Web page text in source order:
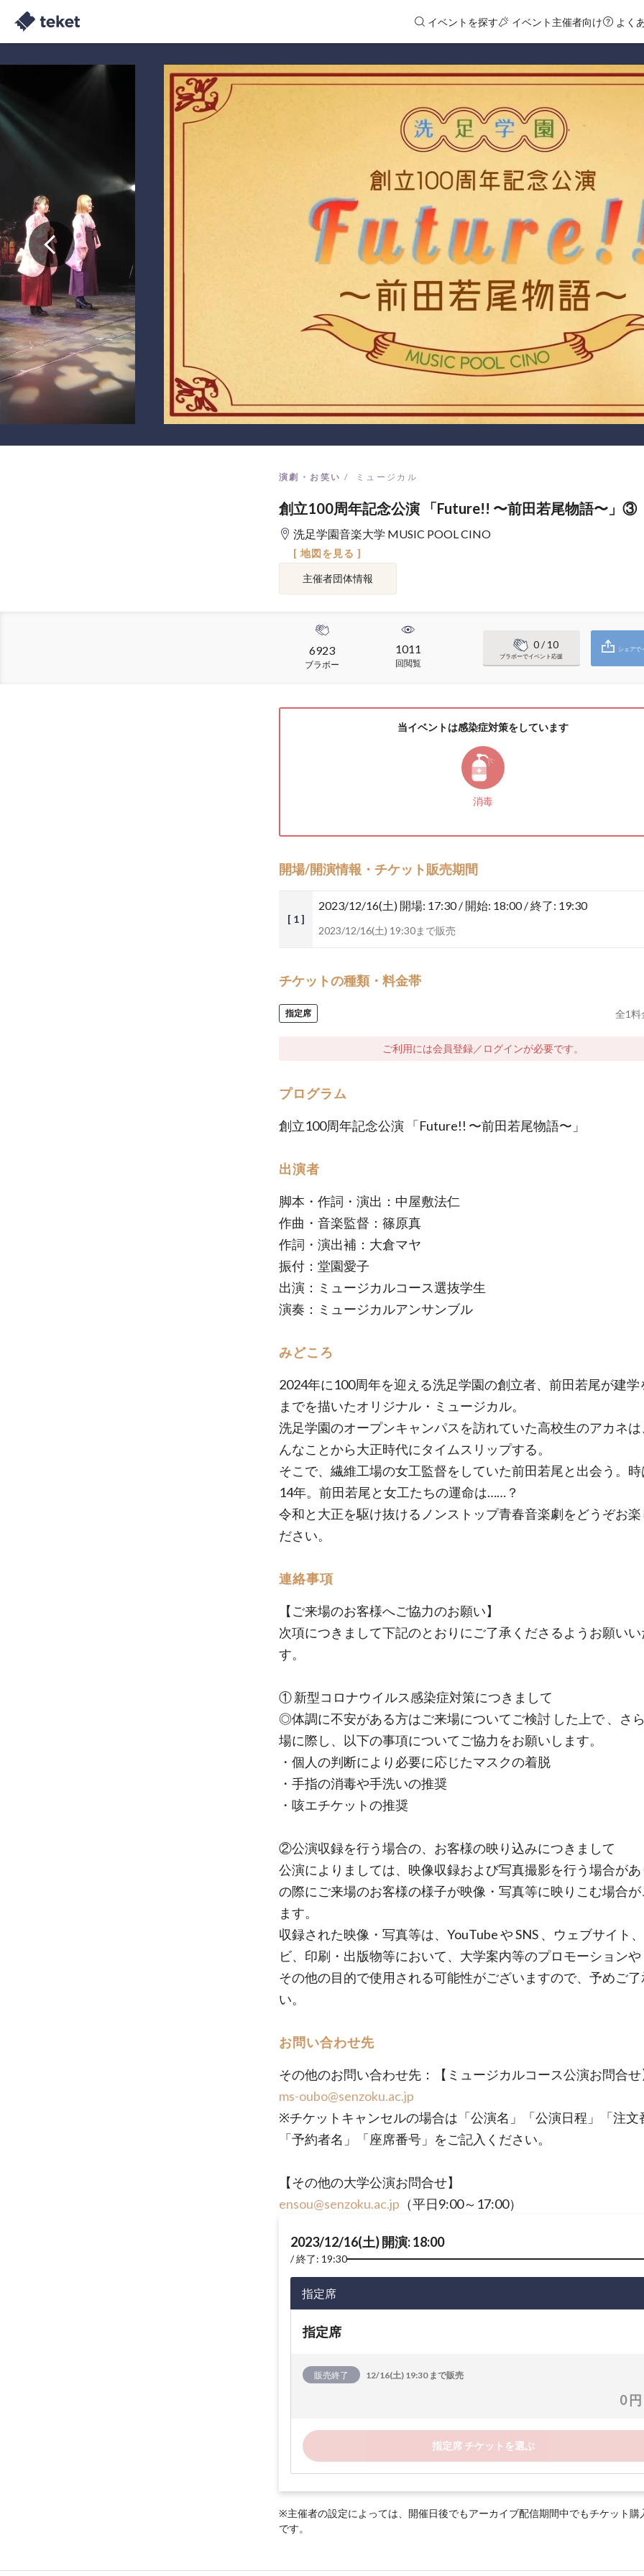
イベントを探す イベント主催者向け よく
演劇・お笑い ミュージカル
創立100周年記念公演 「Future!! 〜前田若尾物語〜」③
洗足学園音楽大学 MUSIC POOL CINO
[ 地図を見る ]
主催者団体情報
6923
ブラボー
1011
回閲覧
0/ 10
ブラボーでイベント応援
シェアで
当イベントは感染症対策をしています
消毒
開場/開演情報・チケット販売期間
[ 1 ]
2023/12/16(土) 開場: 17:30 / 開始: 18:00 / 終了: 19:30
2023/12/16(土) 19:30まで販売
チケットの種類・料金帯
指定席 全1料
ご利用には会員登録／ログインが必要です。
プログラム
創立100周年記念公演 「Future!! 〜前田若尾物語〜」
出演者
脚本・作詞・演出：中屋敷法仁
作曲・音楽監督：篠原真
作詞・演出補：大倉マヤ
振付：堂園愛子
出演：ミュージカルコース選抜学生
演奏：ミュージカルアンサンブル
みどころ
2024年に100周年を迎える洗足学園の創立者、前田若尾が建学
までを描いたオリジナル・ミュージカル。
洗足学園のオープンキャンパスを訪れていた高校生のアカネは
んなことから大正時代にタイムスリップする。
そこで、繊維工場の女工監督をしていた前田若尾と出会う。時
14年。前田若尾と女工たちの運命は……？
令和と大正を駆け抜けるノンストップ青春音楽劇をどうぞお楽
ださい。
連絡事項
【ご来場のお客様へご協力のお願い】
次項につきまして下記のとおりにご了承くださるようお願いい
す。
① 新型コロナウイルス感染症対策につきまして
◎体調に不安がある方はご来場についてご検討 した上で 、さ
場に際し、以下の事項についてご協力をお願いします。
・個人の判断により必要に応じたマスクの着脱
・手指の消毒や手洗いの推奨
・咳エチケットの推奨
②公演収録を行う場合の、お客様の映り込みにつきまして
公演によりましては、映像収録および写真撮影を行う場合があ
の際にご来場のお客様の様子が映像・写真等に映りこむ場合が
ます。
収録された映像・写真等は、YouTube や SNS 、ウェブサイト
ビ、印刷・出版物等において、大学案内等のプロモーションや
その他の目的で使用される可能性がございますので、予めご了
い。
お問い合わせ先
その他のお問い合わせ先：【ミュージカルコース公演お問合せ
ms-oubo@senzoku.ac.jp
※チケットキャンセルの場合は「公演名」「公演日程」「注文
「予約者名」「座席番号」をご記入ください。
【その他の大学公演お問合せ】
ensou@senzoku.ac.jp （平日9:00～17:00）
2023/12/16(土) 開演: 18:00
終了: 19:30
指定席
指定席
販売終了 12/16(土) 19:30 まで販売
0 円
指定席 チケットを選ぶ
※主催者の設定によっては、開催日後でもアーカイブ配信期間中でもチケット購
です。